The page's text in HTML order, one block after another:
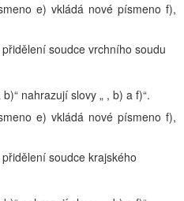
e) vkládá nové písmeno f),
soudce vrchního soudu
nahrazují slovy „ , b) a f)“.
e) vkládá nové písmeno f),
soudce krajského